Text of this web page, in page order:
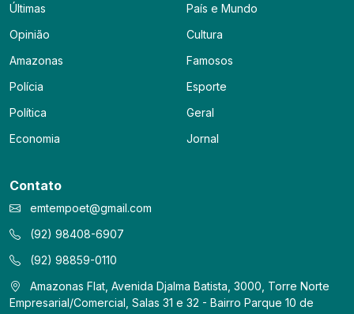
Últimas
Opinião
Amazonas
Polícia
Política
Economia
País e Mundo
Cultura
Famosos
Esporte
Geral
Jornal
Contato
emtempoet@gmail.com
(92) 98408-6907
(92) 98859-0110
Amazonas Flat, Avenida Djalma Batista, 3000, Torre Norte
Empresarial/Comercial, Salas 31 e 32 - Bairro Parque 10 de